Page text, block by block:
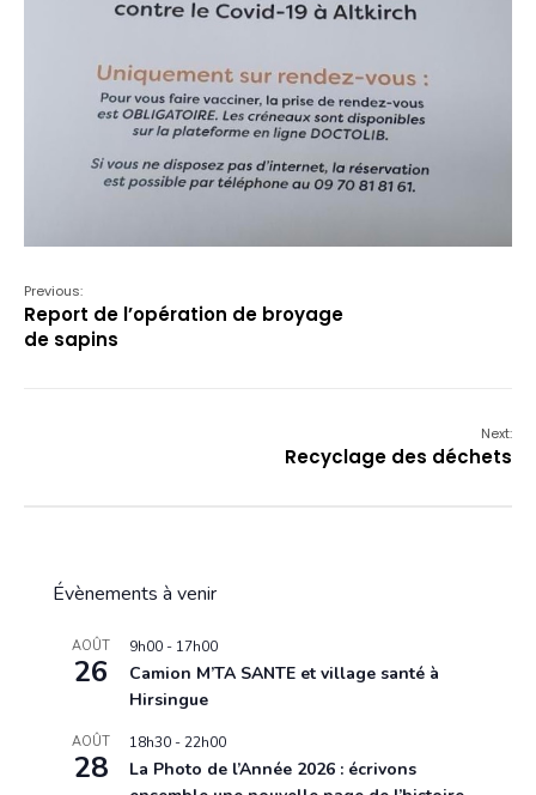
Previous:
Report de l’opération de broyage
de sapins
Next:
Recyclage des déchets
Évènements à venir
AOÛT
26
9h00 - 17h00
Camion M’TA SANTE et village santé à
Hirsingue
AOÛT
28
18h30 -22h00
La Photo de l’Année 2026 : écrivons